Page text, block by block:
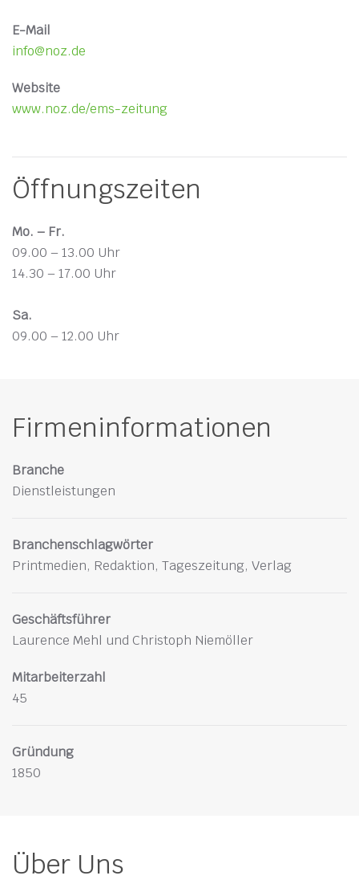
E-Mail
info@noz.de
Website
www.noz.de/ems-zeitung
Öffnungszeiten
Mo. – Fr.
09.00 – 13.00 Uhr
14.30 – 17.00 Uhr
Sa.
09.00 – 12.00 Uhr
Firmeninformationen
Branche
Dienstleistungen
Branchenschlagwörter
Printmedien, Redaktion, Tageszeitung, Verlag
Geschäftsführer
Laurence Mehl und Christoph Niemöller
Mitarbeiterzahl
45
Gründung
1850
Über Uns